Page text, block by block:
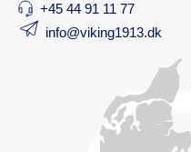
+45 44 91 11 77
info@viking1913.dk